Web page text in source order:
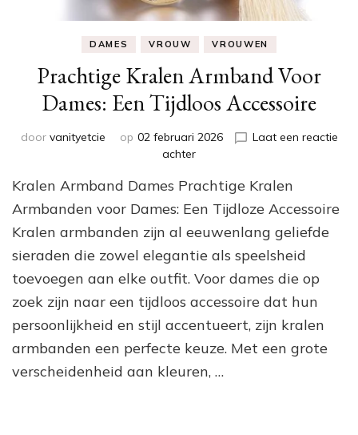
DAMES VROUW VROUWEN
Prachtige Kralen Armband Voor
Dames: Een Tijdloos Accessoire
door vanityetcie op 02 februari 2026
Laat een reactie
achterop
Kralen
Armband
Dames:
Een
Tijdloos
Accessoire
Kralen Armband Dames Prachtige Kralen
Armbanden voor Dames: Een Tijdloze Accessoire
Kralen armbanden zijn al eeuwenlang geliefde
sieraden die zowel elegantie als speelsheid
toevoegen aan elke outfit. Voor dames die op
zoek zijn naar een tijdloos accessoire dat hun
persoonlijkheid en stijl accentueert, zijn kralen
armbanden een perfecte keuze. Met een grote
verscheidenheid aan kleuren, …